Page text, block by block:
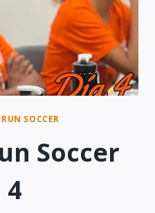
SOCCER
Soccer
4